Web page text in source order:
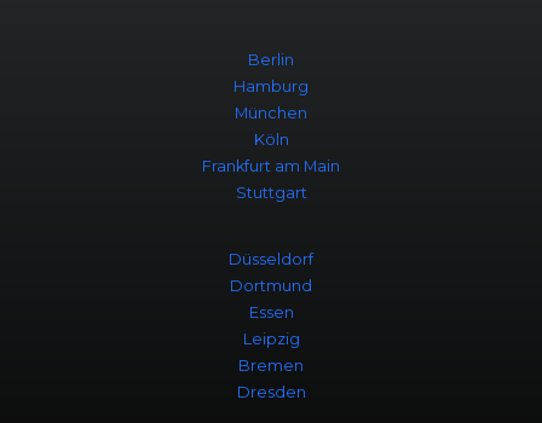
Berlin
Hamburg
München
Köln
Frankfurt am Main
Stuttgart
Düsseldorf
Dortmund
Essen
Leipzig
Bremen
Dresden